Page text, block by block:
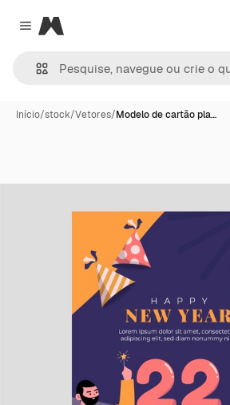
Close menu
Magnific
Início/stock/Vetores/Modelo de cartão pla…